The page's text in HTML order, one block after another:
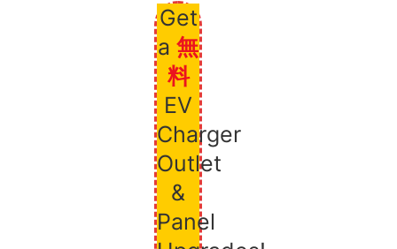
Get
a無
料
EV
Charger
Outlet
&
Panel